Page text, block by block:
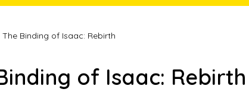
The Binding of Isaac: Rebirth
of Isaac: Rebirth